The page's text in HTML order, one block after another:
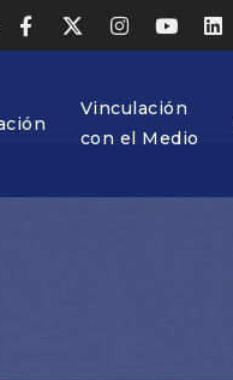
Vinculación
con el Medio